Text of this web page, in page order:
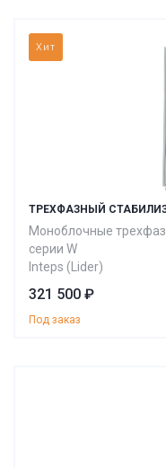
Хит
ТРЕХФАЗНЫЙ
Моноблочные
серии W
Inteps (Lider)
321 500 ₽
Под заказ